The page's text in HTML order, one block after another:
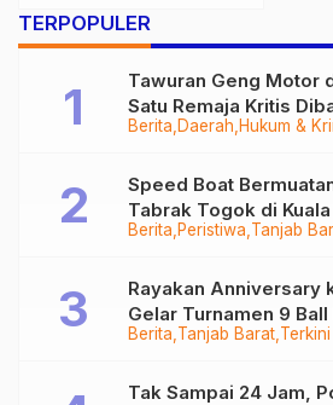
TERPOPULER
Berita Daerah Hukum &
Tawuran Geng Motor
Satu Remaja Kritis
Ditangkap
Berita Peristiwa Tanjab
Speed Boat
Tabrak Togok di
Sempat Hilang
Berita Tanjab Barat Terkini
Rayakan Anniversary
Gelar Turnamen 9
Juta
Tak Sampai 24 Jam,